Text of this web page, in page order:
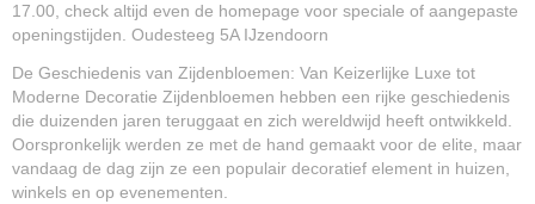
17.00, check altijd even de homepage voor speciale of aangepaste
openingstijden. Oudesteeg 5A IJzendoorn
De Geschiedenis van Zijdenbloemen: Van Keizerlijke Luxe tot
Moderne Decoratie Zijdenbloemen hebben een rijke geschiedenis
die duizenden jaren teruggaat en zich wereldwijd heeft ontwikkeld.
Oorspronkelijk werden ze met de hand gemaakt voor de elite, maar
vandaag de dag zijn ze een populair decoratief element in huizen,
winkels en op evenementen.